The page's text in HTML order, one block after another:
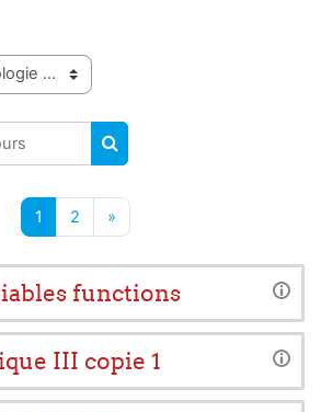
RECHERCHER DES
1 Page 1
2 Page 2
»
functions
III copie 1